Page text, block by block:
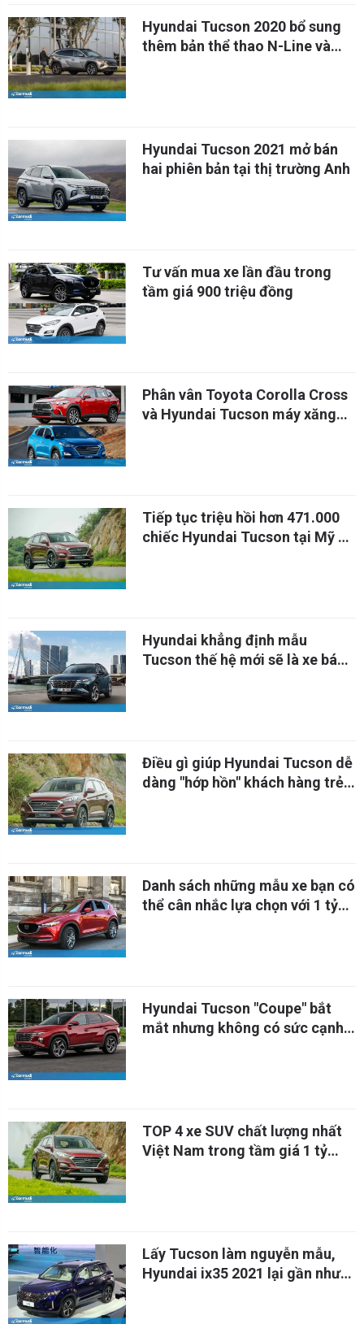
Hyundai Tucson 2020 bổ sung
thêm bản thể thao N-Line và
Hyundai Tucson 2021 mở bán
hai phiên bản tại thị trường Anh
Tư vấn mua xe lần đầu trong
tầm giá 900 triệu đồng
Phân vân Toyota Corolla Cross
và Hyundai Tucson máy xăng
Tiếp tục triệu hồi hơn 471.000
chiếc Hyundai Tucson tại Mỹ do
Hyundai khẳng định mẫu
Tucson thế hệ mới sẽ là xe bán
Điều gì giúp Hyundai Tucson dễ
dàng "hớp hồn" khách hàng trẻ
Danh sách những mẫu xe bạn có
thể cân nhắc lựa chọn với 1 tỷ
Hyundai Tucson "Coupe" bắt
mắt nhưng không có sức cạnh
TOP 4 xe SUV chất lượng nhất
Việt Nam trong tầm giá 1 tỷ
Lấy Tucson làm nguyễn mẫu,
Hyundai ix35 2021 lại gần như